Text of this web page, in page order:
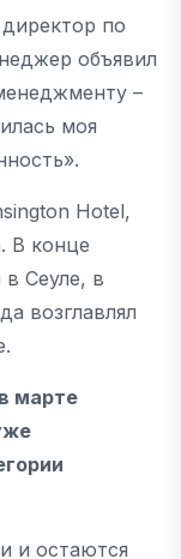
по
объявил
–
моя
Hotel,
В конце
Сеуле, в
возглавлял
марте
и остаются